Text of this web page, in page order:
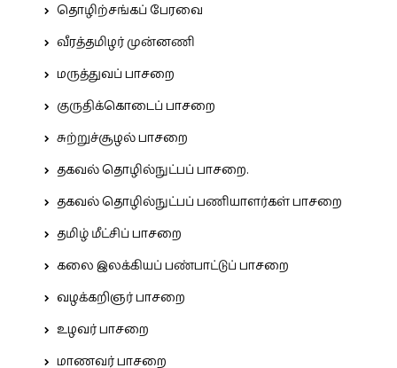
தொழிற்சங்கப் பேரவை
வீரத்தமிழர் முன்னணி
மருத்துவப் பாசறை
குருதிக்கொடைப் பாசறை
சுற்றுச்சூழல் பாசறை
தகவல் தொழில்நுட்பப் பாசறை.
தகவல் தொழில்நுட்பப் பணியாளர்கள் பாசறை
தமிழ் மீட்சிப் பாசறை
கலை இலக்கியப் பண்பாட்டுப் பாசறை
வழக்கறிஞர் பாசறை
உழவர் பாசறை
மாணவர் பாசறை